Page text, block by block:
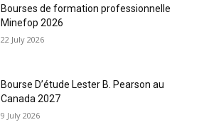
Bourses de formation professionnelle
Minefop 2026
22 July 2026
Bourse D’étude Lester B. Pearson au
Canada 2027
9 July 2026